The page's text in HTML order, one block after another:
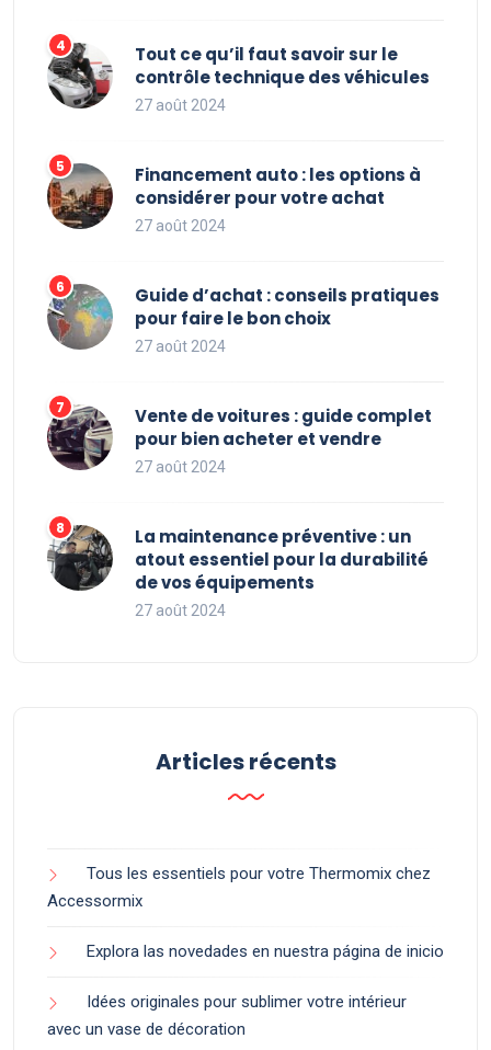
Tout ce qu’il faut savoir sur le
contrôle technique des véhicules
27 août 2024
Financement auto : les options à
considérer pour votre achat
27 août 2024
Guide d’achat : conseils pratiques
pour faire le bon choix
27 août 2024
Vente de voitures : guide complet
pour bien acheter et vendre
27 août 2024
La maintenance préventive : un
atout essentiel pour la durabilité
de vos équipements
27 août 2024
Articles récents
Tous les essentiels pour votre Thermomix chez
Accessormix
Explora las novedades en nuestra página de inicio
Idées originales pour sublimer votre intérieur
avec un vase de décoration